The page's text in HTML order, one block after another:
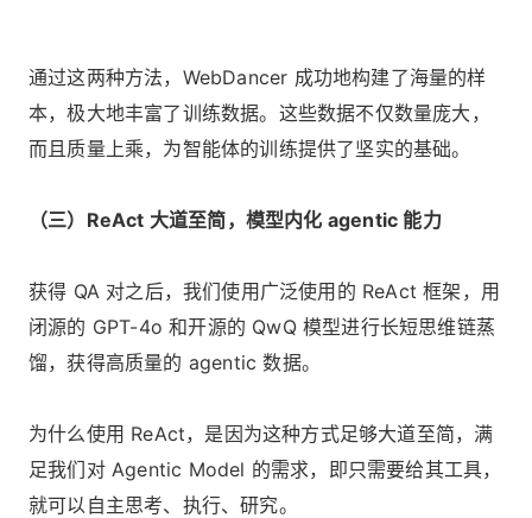
通过这两种方法，WebDancer 成功地构建了海量的样
本，极大地丰富了训练数据。这些数据不仅数量庞大，
而且质量上乘，为智能体的训练提供了坚实的基础。
（三）ReAct 大道至简，模型内化 agentic 能力
获得 QA 对之后，我们使用广泛使用的 ReAct 框架，用
闭源的 GPT-4o 和开源的 QwQ 模型进行长短思维链蒸
馏，获得高质量的 agentic 数据。
为什么使用 ReAct，是因为这种方式足够大道至简，满
足我们对 Agentic Model 的需求，即只需要给其工具，
就可以自主思考、执行、研究。